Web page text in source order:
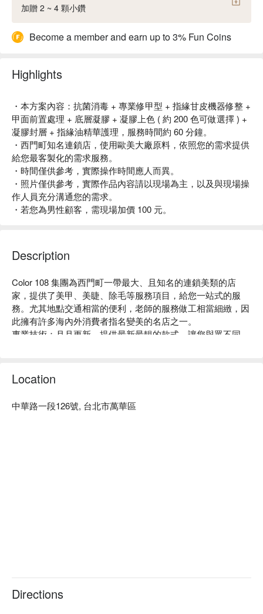
加贈 2 ~ 4 顆小鑽
Become a member and earn up to 3% Fun Coins
Highlights
・本方案內容：抗菌消毒 + 專業修甲型 + 指緣甘皮機器修整 +
甲面前置處理 + 底層凝膠 + 凝膠上色 ( 約 200 色可做選擇 ) +
凝膠封層 + 指緣油精華護理󠄀，服務時間約 60 分鐘。
・西門町知名連鎖店，使用歐美大廠原料，依照您的需求提供
給您最客製化的需求服務。
・時間僅供參考，實際操作時間應人而異。
・照片僅供參考，實際作品內容請以現場為主，以及與現場操
作人員充分溝通您的需求。
・若您為男性顧客，需現場加價 100 元。
Description
Color 108 集團為西門町一帶最大、且知名的連鎖美類的店
家，提供了美甲、美睫、除毛等服務項目，給您一站式的服
務。尤其地點交通相當的便利，老師的服務做工相當細緻，因
此擁有許多海內外消費者指名變美的名店之一。
專業技術：月月更新，提供最新最靚的款式，讓您與眾不同，
需求提供給您最客製化的需求服務。
絕佳位置：位於西門町商圈，交通四通八達，周遭也有許多可
Location
中華路一段126號, 台北市萬華區
Directions